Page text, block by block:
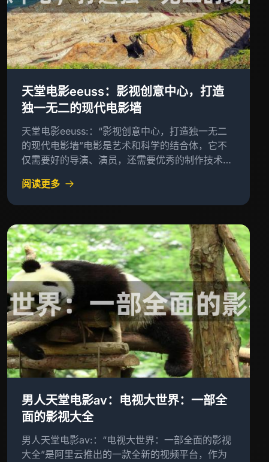
天堂电影eeuss：影视创意中心，打造
独一无二的现代电影墙
天堂电影eeuss:：“影视创意中心，打造独一无二
的现代电影墙”电影是艺术和科学的结合体，它不
仅需要好的导演、演员，还需要优秀的制作技术和
阅读更多
男人天堂电影av：电视大世界：一部全
面的影视大全
男人天堂电影av:：“电视大世界：一部全面的影视
大全”是阿里云推出的一款全新的视频平台，作为